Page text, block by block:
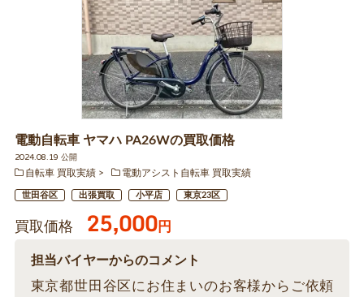
電動自転車 ヤマハ PA26Wの買取価格
2024.08.19 公開
自転車 買取実績
電動アシスト自転車 買取実績
世田谷区 出張買取 小平店 東京23区
買取価格 25,000円
担当バイヤーからのコメント
東京都世田谷区にお住まいのお客様からご依頼